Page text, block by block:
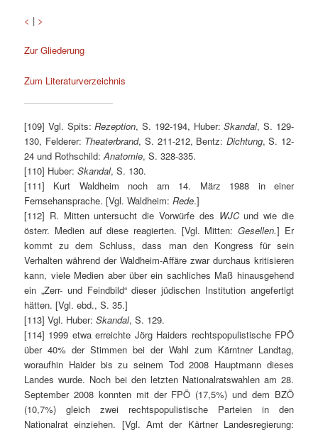
< | >
Zur Gliederung
Zum Literaturverzeichnis
[109] Vgl. Spits:Rezeption, S. 192-194, Huber:Skandal, S. 129-
130, Felderer: Theaterbrand, S. 211-212, Bentz: Dichtung, S. 12-
24 und Rothschild:Anatomie, S. 328-335.
[110] Huber:Skandal, S. 130.
[111] Kurt Waldheim noch am 14. März 1988 in einer
Fernsehansprache. [Vgl. Waldheim:Rede.]
[112] R. Mitten untersucht die Vorwürfe des WJCund wie die
österr. Medien auf diese reagierten. [Vgl. Mitten:Gesellen.] Er
kommt zu dem Schluss, dass man den Kongress für sein
Verhalten während der Waldheim-Affäre zwar durchaus kritisieren
kann, viele Medien aber über ein sachliches Maß hinausgehend
ein „Zerr- und Feindbild“ dieser jüdischen Institution angefertigt
hätten. [Vgl. ebd., S. 35.]
[113] Vgl. Huber:Skandal, S. 129.
[114] 1999 etwa erreichte Jörg Haiders rechtspopulistische FPÖ
über 40% der Stimmen bei der Wahl zum Kärntner Landtag,
woraufhin Haider bis zu seinem Tod 2008 Hauptmann dieses
Landes wurde. Noch bei den letzten Nationalratswahlen am 28.
September 2008 konnten mit der FPÖ (17,5%) und dem BZÖ
(10,7%) gleich zwei rechtspopulistische Parteien in den
Nationalrat einziehen. [Vgl. Amt der Kärtner Landesregierung: